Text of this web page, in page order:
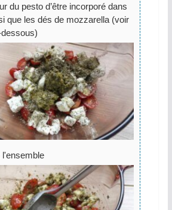
du pesto d’être incorporé dans
que les dés de mozzarella (voir
l'ensemble